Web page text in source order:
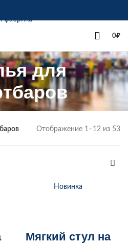
0₽
для
Отображение 1–12 из 53
Новинка
Мягкий стул на